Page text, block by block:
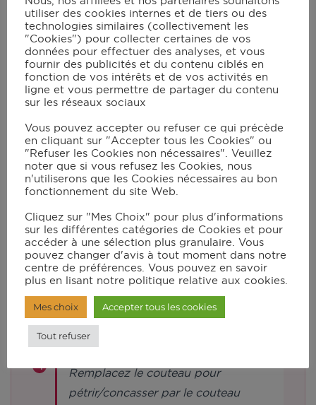
Ajoutez la farine et mélangez en
vitesse 6 à 90°C pendant 2 min.
Mélangez de nouveau en vitesse 7
pendant 5 min en ajoutant les œufs
un par un en les laissant jusqu’à ce
que chacun d’eux soit incorporé à
chaque fois (environ 1 min à chaque
fois).
Laissez bien refroidir. Faites des
chouquettes sur la plaque de four
recouverte de papier sulfurisé.
Parsemez les choux du reste du
bouillon émietté. Enfournez pendant
30 min.
Remplacez le couteau pour
pétrir/concasser par le couteau
utiliser des cookies internes et de tiers ou des
technologies similaires (collectivement les
"Cookies") pour collecter certaines de vos
données pour effectuer des analyses, et vous
fournir des publicités et du contenu ciblés en
fonction de vos intérêts et de vos activités en
ligne et vous permettre de partager du contenu
sur les réseaux sociaux
Vous pouvez accepter ou refuser ce qui précède
en cliquant sur "Accepter tous les Cookies" ou
"Refuser les Cookies non nécessaires". Veuillez
noter que si vous refusez les Cookies, nous
n'utiliserons que les Cookies nécessaires au bon
fonctionnement du site Web.
Cliquez sur "Mes Choix" pour plus d'informations
sur les différentes catégories de Cookies et pour
accéder à une sélection plus granulaire. Vous
pouvez changer d'avis à tout moment dans notre
centre de préférences. Vous pouvez en savoir
plus en lisant notre politique relative aux cookies.
Mes choix Accepter tous les cookies
Tout refuser